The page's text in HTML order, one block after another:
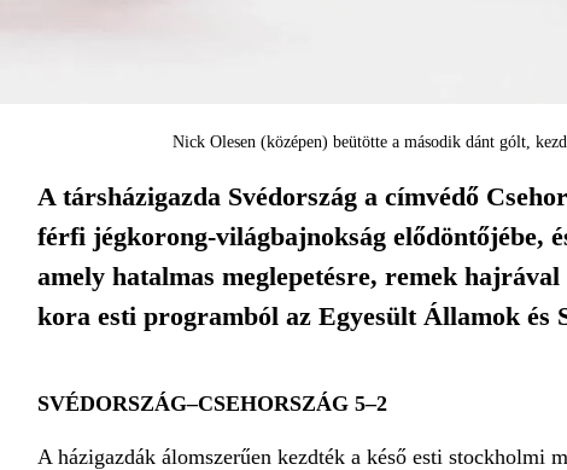
Nick Olesen (középen) beütötte a második dánt gólt,
A társházigazda Svédország a címvédő
férfi jégkorong-világbajnokság elődöntőjébe,
amely hatalmas meglepetésre, remek
kora esti programból az Egyesült Államok és
SVÉDORSZÁG–CSEHORSZÁG 5–2
A házigazdák álomszerűen kezdték a késő esti stockholmi